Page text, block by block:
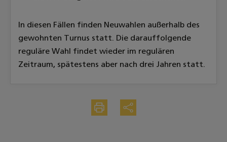
In diesen Fällen finden Neuwahlen außerhalb des
gewohnten Turnus statt. Die darauffolgende
reguläre Wahl findet wieder im regulären
Zeitraum, spätestens aber nach drei Jahren statt.
DruckenTeilen